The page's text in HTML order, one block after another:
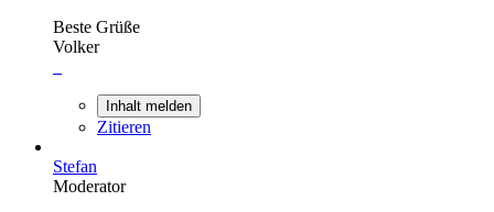
Beste Grüße
Volker
Inhalt melden
Zitieren
Stefan
Moderator